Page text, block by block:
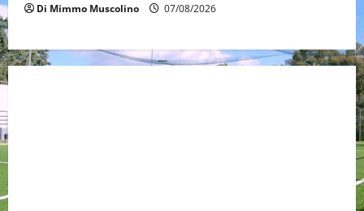
Di Mimmo Muscolino 07/08/2026